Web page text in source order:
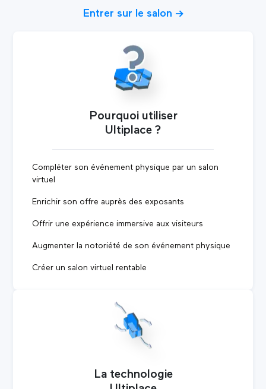
Entrer sur le salon ->
Pourquoi utiliser
Ultiplace ?
Compléter son événement physique par un salon
virtuel
Enrichir son offre auprès des exposants
Offrir une expérience immersive aux visiteurs
Augmenter la notoriété de son événement physique
Créer un salon virtuel rentable
La technologie